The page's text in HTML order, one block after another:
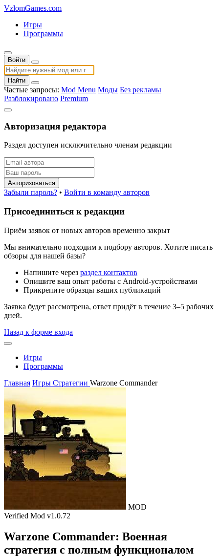
VzlomGames.com
Игры
Программы
Войти
Найти
Частые запросы: Mod Menu Моды Без рекламы
Разблокировано Premium
Авторизация редактора
Раздел доступен исключительно членам редакции
Авторизоваться
Забыли пароль? • Войти в команду авторов
Присоединиться к редакции
Приём заявок от новых авторов временно закрыт
Мы внимательно подходим к подбору авторов. Хотите писать
обзоры для нашей базы?
Напишите через раздел контактов
Опишите ваш опыт работы с Android-устройствами
Прикрепите образцы ваших публикаций
Заявка будет рассмотрена, ответ придёт в течение 3–5 рабочих
дней.
Назад к форме входа
Игры
Программы
Главная Игры Стратегии Warzone Commander
MOD
Verified Mod v1.0.72
Warzone Commander: Военная
стратегия с полным функционалом